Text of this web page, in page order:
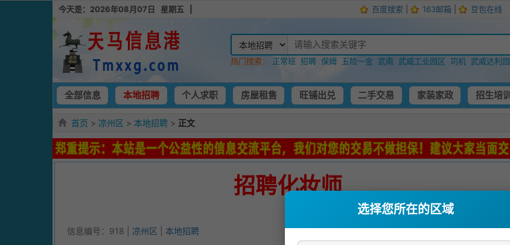
今天是：2026年08月07日 星期五 | 百度搜索 163邮箱 豆包在线
热门搜索： 正常班 招聘 保姆 五险一金 武南 武威工业园区 司机 武威达利园
选择您所在的区域
全部信息 本地招聘 个人求职 房屋租售 旺铺出兑 二手交易 家装家政 招生培训
首页 > 凉州区 > 本地招聘 > 正文
招聘化妆师
信息编号：918 | 凉州区 本地招聘 发布时间：2022-08-14 05:29:57